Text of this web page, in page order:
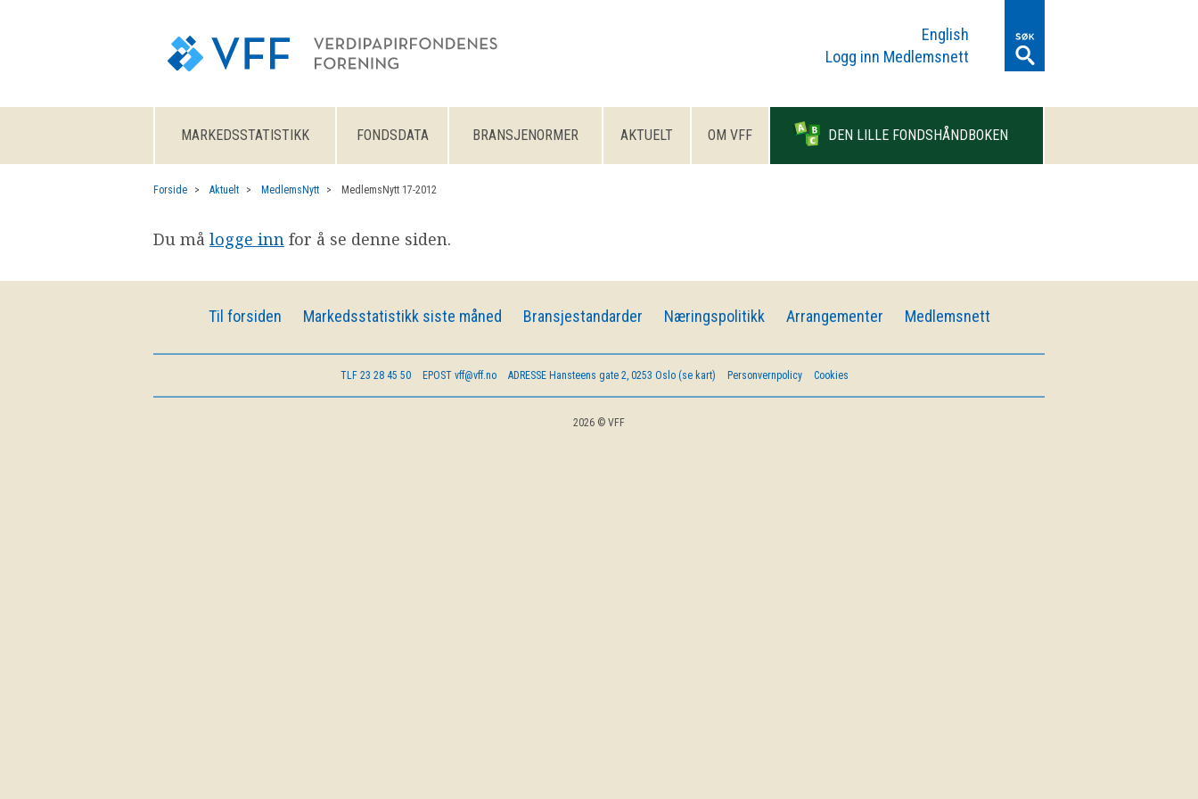
English
Logg inn Medlemsnett
MARKEDSSTATISTIKK FONDSDATA BRANSJENORMER AKTUELT OM VFF DEN LILLE FONDSHÅNDBOKEN
Forside Aktuelt MedlemsNytt MedlemsNytt 17-2012
Du må logge inn for å se denne siden.
Til forsiden Markedsstatistikk siste måned Bransjestandarder Næringspolitikk Arrangementer Medlemsnett
TLF 23 28 45 50 EPOST vff@vff.no ADRESSE Hansteens gate 2, 0253 Oslo (se kart) Personvernpolicy Cookies
2026 © VFF